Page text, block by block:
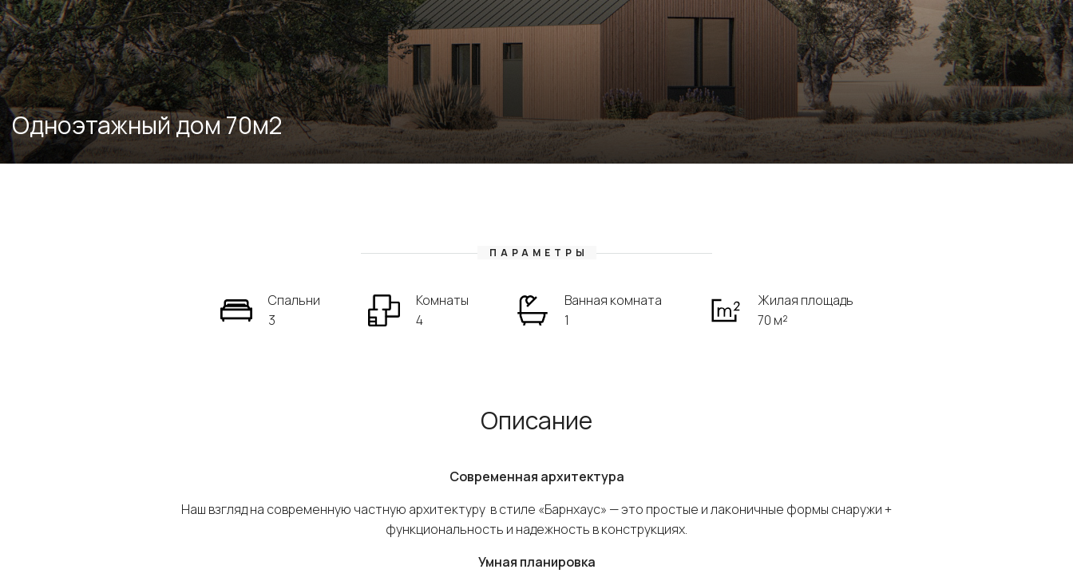
Одноэтажный дом 70м2
ПАРАМЕТРЫ
Спальни
3
Комнаты
4
Ванная комната
1
Жилая площадь
70 м²
Описание
Современная архитектура
Наш взгляд на современную частную архитектуру в стиле «Барнхаус» — это простые и лаконичные формы снаружи +
функциональность и надежность в конструкциях.
Умная планировка